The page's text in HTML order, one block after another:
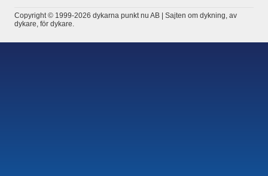
Copyright © 1999-2026 dykarna punkt nu AB | Sajten om dykning, av
dykare, för dykare.